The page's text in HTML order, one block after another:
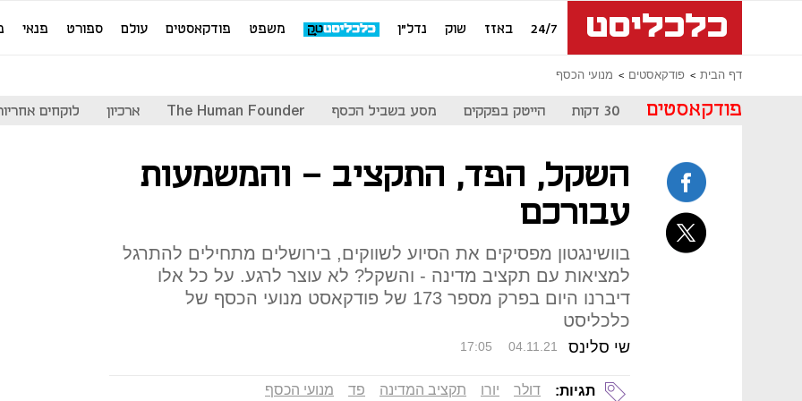
24/7 באזז שוק נדל"ן משפט פודקאסטים עולם ספורט פנאי
דף הבית פודקאסטים מנועי הכסף
פודקאסטים 30 דקות הייטק בפקקים מסע בשביל הכסף The Human Founder ארכיון לוקחים
השקל, הפד, התקציב - והמשמעות
עבורכם
בוושינגטון מפסיקים את הסיוע לשווקים, בירושלים מתחילים להתרגל
למציאות עם תקציב מדינה - והשקל? לא עוצר לרגע. על כל אלו
דיברנו היום בפרק מספר 173 של פודקאסט מנועי הכסף של
כלכליסט
שי סלינס 17:05 04.11.21
תגיות: דולר יורו תקציב המדינה פד מנועי הכסף